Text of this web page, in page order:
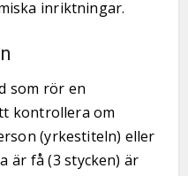
inriktningar.
som rör en
kontrollera om
(yrkestiteln) eller
är få (3 stycken) är